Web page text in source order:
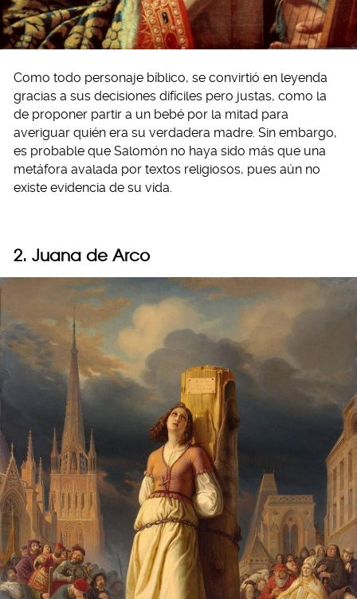
Como todo personaje bíblico, se convirtió en leyenda
gracias a sus decisiones difíciles pero justas, como la
de proponer partir a un bebé por la mitad para
averiguar quién era su verdadera madre. Sin embargo,
es probable que Salomón no haya sido más que una
metáfora avalada por textos religiosos, pues aún no
existe evidencia de su vida.
2. Juana de Arco